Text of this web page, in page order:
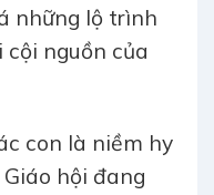
những lộ trình
nguồn của
con là niềm hy
hội đang